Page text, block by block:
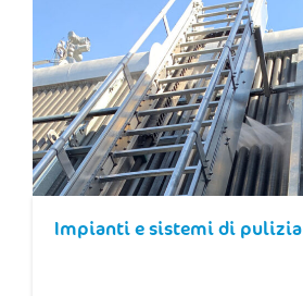
Impianti e sistemi di pulizia